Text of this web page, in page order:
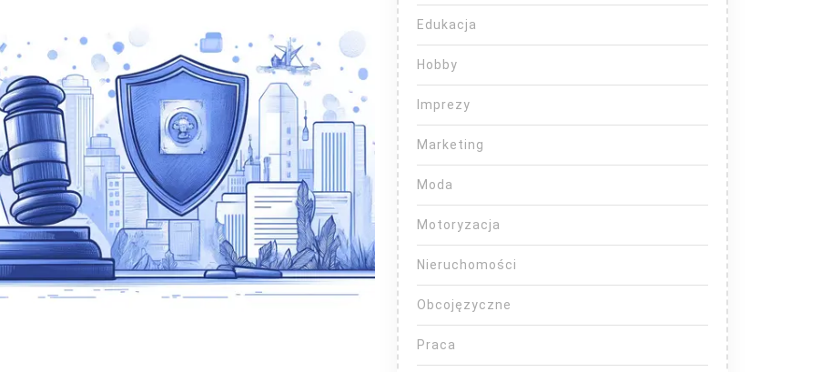
Edukacja
Hobby
Imprezy
Marketing
Moda
Motoryzacja
Nieruchomości
Obcojęzyczne
Praca